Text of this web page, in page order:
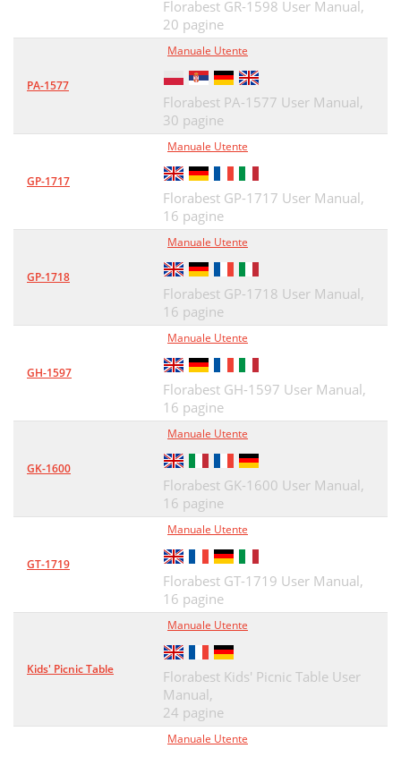
Florabest GR-1598 User Manual,
20 pagine
PA-1577
Manuale Utente
Florabest PA-1577 User Manual,
30 pagine
GP-1717
Manuale Utente
Florabest GP-1717 User Manual,
16 pagine
GP-1718
Manuale Utente
Florabest GP-1718 User Manual,
16 pagine
GH-1597
Manuale Utente
Florabest GH-1597 User Manual,
16 pagine
GK-1600
Manuale Utente
Florabest GK-1600 User Manual,
16 pagine
GT-1719
Manuale Utente
Florabest GT-1719 User Manual,
16 pagine
Kids' Picnic Table
Manuale Utente
Florabest Kids' Picnic Table User
Manual,
24 pagine
Manuale Utente